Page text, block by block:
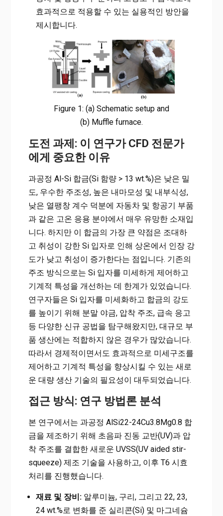
효과적으로 적용할 수 있는 실용적인 방안을
제시합니다.
Figure 1: (a) Schematic setup and
(b) Muffle furnace.
도전 과제: 이 연구가 CFD 전문가
에게 중요한 이유
과공정 Al-Si 합금(Si 함량 > 13 wt.%)은 낮은 밀
도, 우수한 주조성, 높은 내마모성 및 내부식성,
낮은 열팽창 계수 덕분에 자동차 및 항공기 부품
과 같은 고온 응용 분야에서 매우 유망한 소재입
니다. 하지만 이 합금의 가장 큰 약점은 조대하
고 취성이 강한 Si 입자로 인해 상온에서 인장 강
도가 낮고 취성이 증가한다는 점입니다. 기존의
주조 방식으로는 Si 입자를 미세하게 제어하고
기계적 특성을 개선하는 데 한계가 있었습니다.
연구자들은 Si 입자를 미세화하고 합금의 강도
를 높이기 위해 분말 야금, 압착 주조, 급속 응고
등 다양한 신규 공법을 탐구해왔지만, 대규모 부
품 생산에는 적합하지 않은 경우가 많았습니다.
따라서 경제적이면서도 효과적으로 미세구조를
제어하고 기계적 특성을 향상시킬 수 있는 새로
운 대량 생산 기술의 필요성이 대두되었습니다.
접근 방식: 연구 방법론 분석
본 연구에서는 과공정 AlSi22-24Cu3.8Mg0.8 합
금을 제조하기 위해 초음파 진동 교반(UV)과 압
착 주조를 결합한 새로운 UVSS(UV aided stir-
squeeze) 제조 기술을 사용하고, 이후 T6 시효
처리를 진행했습니다.
재료 및 장비:알루미늄, 구리, 그리고 22, 23,
24 wt.%로 변화를 준 실리콘(Si) 및 마그네슘